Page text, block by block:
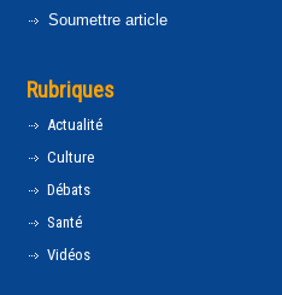
Soumettre article
Rubriques
Actualité
Culture
Débats
Santé
Vidéos